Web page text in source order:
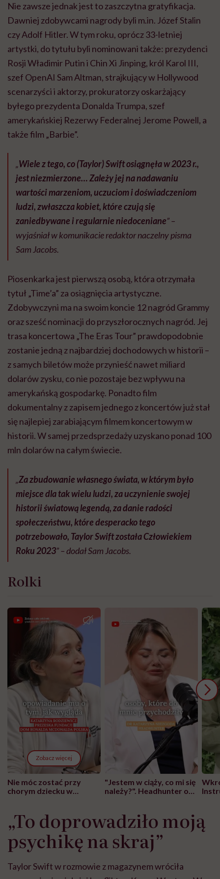
Nie zawsze jednak jest to zaszczytna gratyfikacja.
Dawniej zdobywcami nagrody byli m.in. Józef Stalin
czy Adolf Hitler. W tym roku, oprócz 33-letniej
artystki, do tytułu byli nominowani także: prezydenci
Rosji Władimir Putin i Chin Xi Jinping, król Karol III,
szef OpenAI Sam Altman, strajkujący w Hollywood
scenarzyści i aktorzy, prokuratorzy oskarżający
byłego prezydenta Donalda Trumpa, szef
amerykańskiej Rezerwy Federalnej Jerome Powell, a
także film „Barbie”.
„Wiele z tego, co (Taylor) Swift osiągnęła w 2023 r.,
jest niezmierzone… Zależy jej na nadawaniu
wartości marzeniom, uczuciom i doświadczeniom
ludzi, zwłaszcza kobiet, które czują się
zaniedbywane i regularnie niedoceniane” –
wyjaśniał w komunikacie redaktor naczelny pisma
Sam Jacobs.
Piosenkarka jest pierwszą osobą, która otrzymała
tytuł „Time’a” za osiągnięcia artystyczne.
Zdobywczyni ma na swoim koncie 12 nagród Grammy
oraz sześć nominacji do przyszłorocznych nagród. Jej
trasa koncertowa „The Eras Tour” prawdopodobnie
zostanie jedną z najbardziej dochodowych w historii –
z samych biletów może przynieść nawet miliard
dolarów zysku, co nie pozostaje bez wpływu na
amerykańską gospodarkę. Ponadto film
dokumentalny z zapisem jednego z koncertów już stał
się najlepiej zarabiającym filmem koncertowym w
historii. W samej przedsprzedaży uzyskano ponad 100
mln dolarów na całym świecie.
„Za zbudowanie własnego świata, w którym było
miejsce dla tak wielu ludzi, za uczynienie swojej
historii światową legendą, za danie radości
społeczeństwu, które desperacko tego
potrzebowało, Taylor Swift została Człowiekiem
Roku 2023” – dodał Sam Jacobs.
Rolki
Zobacz więcej
Nie móc zostać przy
chorym dziecku w
może chyba tylko
głupota i brak
wyobraźni"
"Jestem w ciąży, co mi się
należy?". Headhunter o
pracy
„To doprowadziło moją
psychikę na skraj”
Taylor Swift w rozmowie z magazynem wróciła